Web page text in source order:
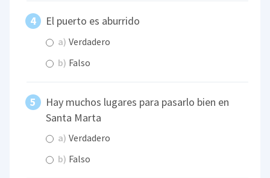
El puerto es aburrido
a) Verdadero
b) Falso
Hay muchos lugares para pasarlo bien en
Santa Marta
a) Verdadero
b) Falso